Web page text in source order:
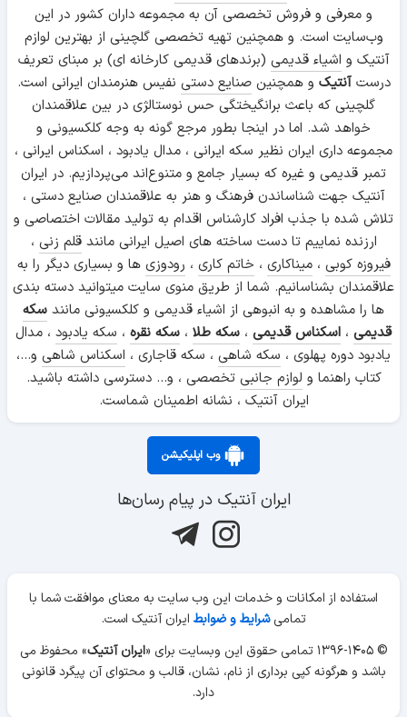
و معرفی و فروش تخصصی آن به مجموعه داران کشور در این
وب‌سایت است. و همچنین تهیه تخصصی گلچینی از بهترین لوازم
آنتیک و اشیاء قدیمی (برندهای قدیمی کارخانه ای) بر مبنای تعریف
درستآنتیک و همچنینصنایع دستی نفیس هنرمندان ایرانی است.
گلچینی که باعث برانگیختگی حس نوستالژی در بین علاقمندان
خواهد شد. اما در اینجا بطور مرجع گونه به وجه کلکسیونی و
مجموعه داری ایران نظیر سکه ایرانی ، مدال یادبود ، اسکناس ایرانی ،
تمبر قدیمی و غیره که بسیار جامع و متنوع‌اند می‌پردازیم. در ایران
آنتیک جهت شناساندن فرهنگ و هنر به علاقمندان صنایع دستی ،
تلاش شده با جذب افراد کارشناس اقدام به تولید مقالات اختصاصی و
ارزنده نماییم تا دست ساخته های اصیل ایرانی مانندقلم زنی ،
فیروزه کوبی ،میناکاری ، خاتم کاری ، رودوزی ها و بسیاری دیگر را به
علاقمندان بشناسانیم. شما از طریق منوی سایت میتوانید دسته بندی
ها را مشاهده و به انبوهی از اشیاء قدیمی و کلکسیونی مانند سکه
قدیمی ، اسکناس قدیمی ، سکه طلا ، سکه نقره ، سکه یادبود ، مدال
یادبود دوره پهلوی ، سکه شاهی ، سکه قاجاری ، اسکناس شاهی و...،
کتاب راهنما و لوازم جانبی تخصصی ، و... دسترسی داشته باشید.
ایران آنتیک ، نشانه اطمینان شماست.
وب اپلیکیشن
ایران آنتیک در پیام رسان‌ها
استفاده از امکانات و خدمات این وب سایت به معنای موافقت شما با
تمامیشرایط و ضوابط ایران آنتیک است.
© ۱۳۹۶-۱۴۰۵ تمامی حقوق این وبسایت برای «
ایران آنتیک» محفوظ می
باشد و هرگونه کپی برداری از نام، نشان، قالب و محتوای آن پیگرد قانونی
دارد.